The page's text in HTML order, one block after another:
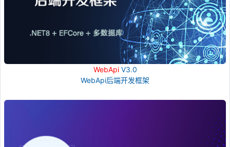
WebApiV3.0
WebApi后端开发框架